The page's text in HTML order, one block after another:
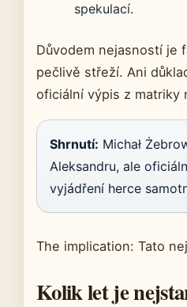
spekulací.
Důvodem nejasností je
pečlivě střeží. Ani
oficiální výpis z matriky
Shrnutí: Michał
Aleksandru, ale
vyjádření herce
The implication: Tato
Kolik let je